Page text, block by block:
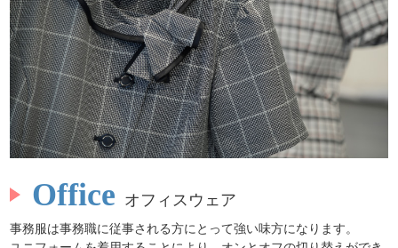
Office オフィスウェア
事務服は事務職に従事される方にとって強い味方になります。